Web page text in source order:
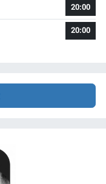
20:00
20:00